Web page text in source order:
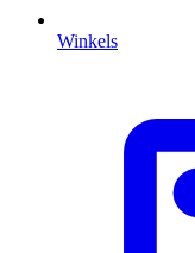
Winkels